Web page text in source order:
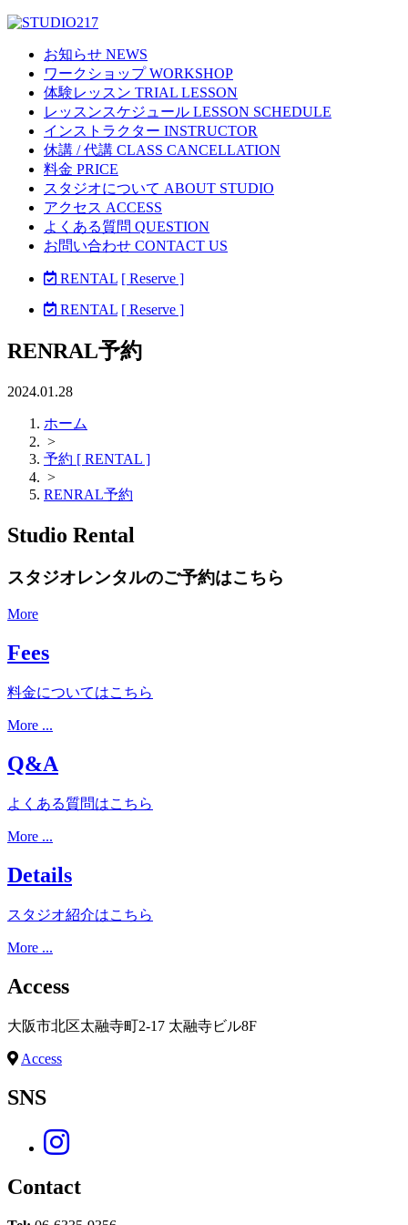
お知らせ NEWS
ワークショップ WORKSHOP
体験レッスン TRIAL LESSON
レッスンスケジュール LESSON SCHEDULE
インストラクター INSTRUCTOR
休講 / 代講 CLASS CANCELLATION
料金 PRICE
スタジオについて ABOUT STUDIO
アクセス ACCESS
よくある質問 QUESTION
お問い合わせ CONTACT US
RENTAL [ Reserve ]
RENTAL [ Reserve ]
RENRAL予約
2024.01.28
ホーム
>
予約 [ RENTAL ]
>
RENRAL予約
Studio Rental
スタジオレンタルのご予約はこちら
More
Fees
料金についてはこちら
More ...
Q&A
よくある質問はこちら
More ...
Details
スタジオ紹介はこちら
More ...
Access
大阪市北区太融寺町2-17 太融寺ビル8F
Access
SNS
Contact